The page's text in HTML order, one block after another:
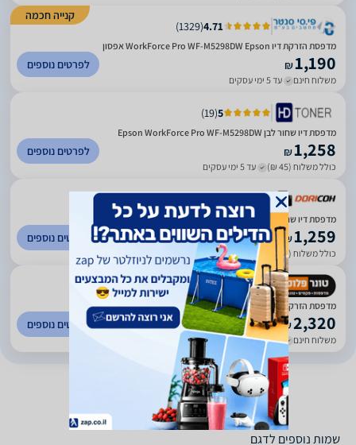
קנייה חכמה
4.71
(
1329
)
מדפסת ‏הזרקת דיו WorkForce Pro WF-M5298DW‎ Epson אפסון
₪1,190
משלוח חינם עד 5 ימי עסקים
לפרטים נוספים
5
(
19
)
מדפסת דיו שחור לבן Epson WorkForce Pro WF-M5298DW
₪1,258
כולל משלוח (45 ₪) עד 5 ימי עסקים
לפרטים נוספים
מדפסת דיו שחור לבן Epson WorkForce Pro WF-M5298DW
₪1,259
כולל משלוח (45 ₪) עד 5 ימי עסקים
לפרטים נוספים
5
(
129
)
מדפסת ‏הזרקת דיו WorkForce Pro WF-M5298DW‎ Epson אפסון
₪2,320
משלוח חינם עד 5 ימי עסקים
לפרטים נוספים
שמות נוספים לדגם